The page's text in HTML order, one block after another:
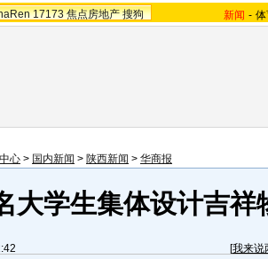
17173 焦点房地产 搜狗 新闻 -
心 > 国内新闻 > 陕西新闻 > 华商报
大学生集体设计吉祥
[我来说